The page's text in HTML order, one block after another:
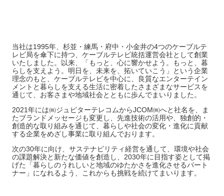
当社は1995年、杉並・練馬・府中・小金井の4つのケーブルテ
レビ局を傘下に持つ、ケーブルテレビ統括運営会社として創業
いたしました。以来、「もっと、心に響かせよう。もっと、暮
らしを支えよう。明日を、未来を、拓いていこう」という企業
理念のもと、ケーブルテレビを中心に、良質なエンターテイン
メントと暮らしを支える生活に密着したさまざまなサービスを
通じて、お客さまや地域社会とともに歩んでまいりました。
2021年には㈱ジュピターテレコムからJCOM㈱へと社名を、ま
たブランドメッセージも変更し、先進技術の活用や、独創的・
創造的な取り組みを通じて、暮らしや社会の変化・進化に貢献
する企業をめざし事業に取り組んでおります。
次の30年に向け、サステナビリティ経営を通して、環境や社会
の課題解決と新たな価値を創造し、2030年に目指す姿として掲
げた「暮らしのうれしいと地域のゆたかさを進化させるパート
ナー」になれるよう、これからも挑戦を続けてまいります。